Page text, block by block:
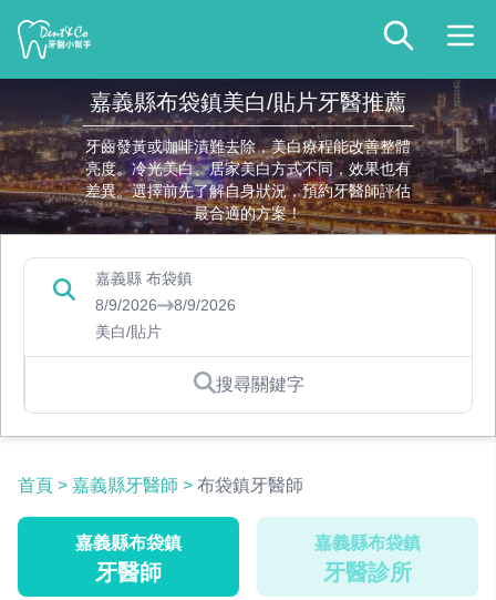
嘉義縣布袋鎮美白/貼片牙醫推薦
牙齒發黃或咖啡漬難去除，美白療程能改善整體
亮度。冷光美白、居家美白方式不同，效果也有
差異。選擇前先了解自身狀況，預約牙醫師評估
最合適的方案！
嘉義縣 布袋鎮
8/9/2026
8/9/2026
美白/貼片
搜尋關鍵字
首頁 > 嘉義縣牙醫師 > 布袋鎮牙醫師
嘉義縣布袋鎮
牙醫師
嘉義縣布袋鎮
牙醫診所